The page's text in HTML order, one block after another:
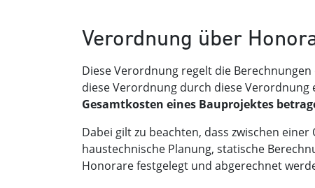
Verordnung über
Diese Verordnung regelt die
diese Verordnung durch diese
Gesamtkosten eines Bauprojektes
Dabei gilt zu beachten, dass zwischen
haustechnische Planung, statische
Honorare festgelegt und abgerechnet